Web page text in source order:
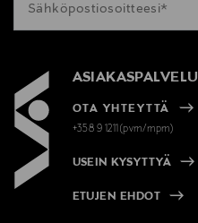
ASIAKASPALVELU
OTA YHTEYTTÄ
+358 9 1211(pvm/mpm)
USEIN KYSYTTYÄ
ETUJEN EHDOT